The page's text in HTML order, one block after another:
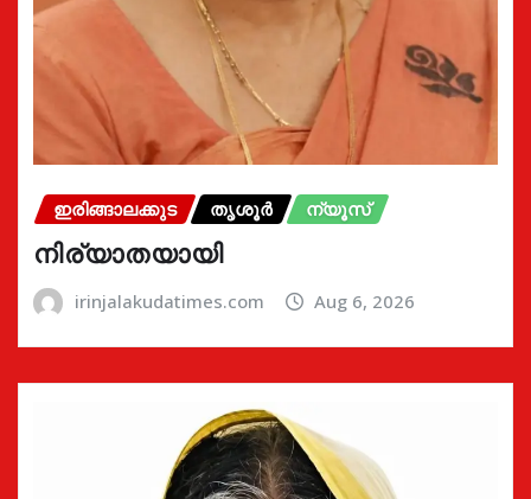
ഇരിങ്ങാലക്കുട തൃശൂർ ന്യൂസ്
നിര്യാതയായി
irinjalakudatimes.com Aug 6, 2026